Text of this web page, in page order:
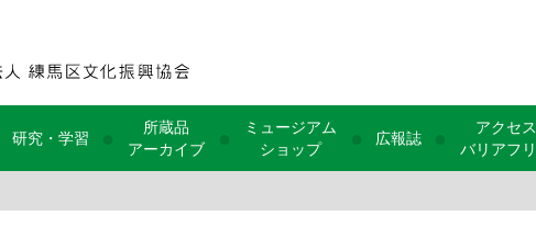
研究・学習
所蔵品
アーカイブ
ミュージアム
ショップ
広報誌
アクセス
バリアフ